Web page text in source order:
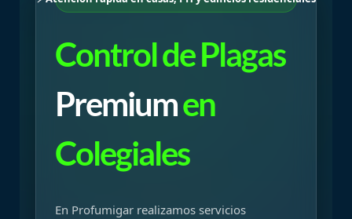
Control de Plagas
Premiumen
Colegiales
En Profumigar realizamos servicios